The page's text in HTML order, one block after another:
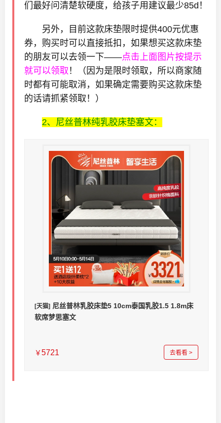
们最好问清楚软硬度，给孩子用建议最少85d！
另外，目前这款床垫限时提供400元优惠
券，购买时可以直接抵扣，如果想买这款床垫
的朋友可以去领一下——点击上面图片按提示
就可以领取 ！（因为是限时领取，所以商家随
时都有可能取消，如果确定需要购买这款床垫
的话请抓紧领取！）
2、尼丝普林纯乳胶床垫塞文：
[天猫] 尼丝普林乳胶床垫5 10cm泰国乳胶1.5 1.8m床
软席梦思塞文
￥5721 去看看 >